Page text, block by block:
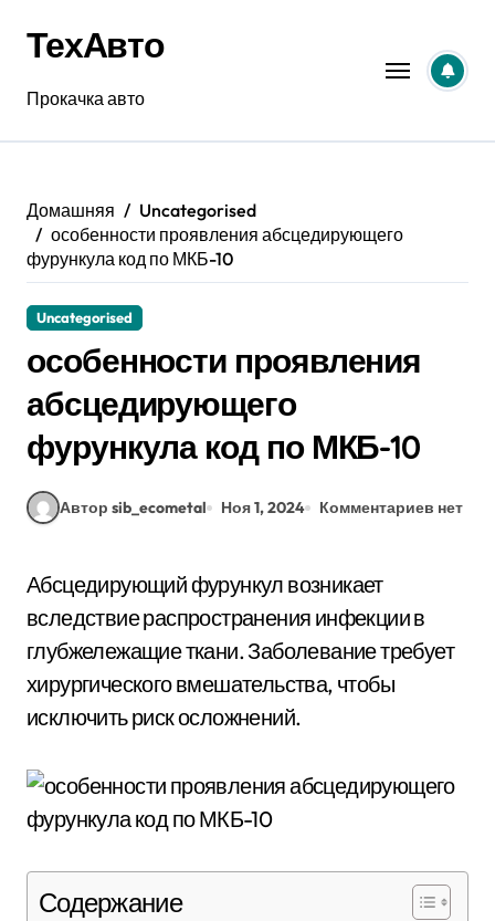
содержанию
ТехАвто
Прокачка авто
Домашняя
Uncategorised
особенности проявления абсцедирующего
фурункула код по МКБ-10
Uncategorised
особенности проявления
абсцедирующего
фурункула код по МКБ-10
Автор sib_ecometal Ноя 1, 2024 Комментариев нет
Абсцедирующий фурункул возникает
вследствие распространения инфекции в
глубжележащие ткани. Заболевание требует
хирургического вмешательства, чтобы
исключить риск осложнений.
Содержание